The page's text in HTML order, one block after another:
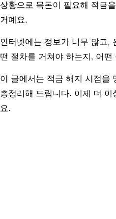
상황으로 목돈이 필요해 적금
거예요.
인터넷에는 정보가 너무 많고,
떤 절차를 거쳐야 하는지, 어
이 글에서는 적금 해지 시점을
총정리해 드립니다. 이제 더
요.